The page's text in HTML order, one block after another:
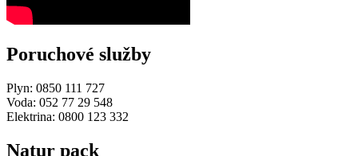
Poruchové služby
Plyn: 0850 111 727
Voda: 052 77 29 548
Elektrina: 0800 123 332
Natur pack